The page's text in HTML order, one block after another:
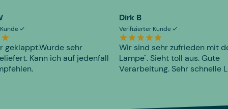
geklappt.Wurde sehr
Kann ich auf jedenfall
Dirk B
Verifizierter Kunde
Wir sind sehr zufrieden mit
Lampe". Sieht toll aus. Gute
Verarbeitung. Sehr schnelle